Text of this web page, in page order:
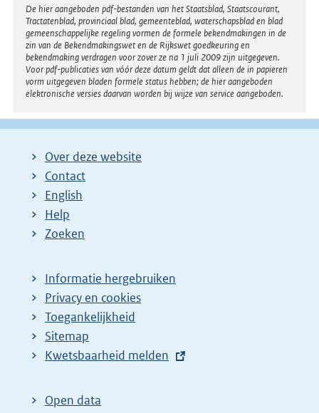
Disclaimer
De hier aangeboden pdf-bestanden van het Staatsblad, Staatscourant,
Tractatenblad, provinciaal blad, gemeenteblad, waterschapsblad en blad
gemeenschappelijke regeling vormen de formele bekendmakingen in de
zin van de Bekendmakingswet en de Rijkswet goedkeuring en
bekendmaking verdragen voor zover ze na 1 juli 2009 zijn uitgegeven.
Voor pdf-publicaties van vóór deze datum geldt dat alleen de in papieren
vorm uitgegeven bladen formele status hebben; de hier aangeboden
elektronische versies daarvan worden bij wijze van service aangeboden.
Over deze website
Contact
English
Help
Zoeken
Informatie hergebruiken
Privacy en cookies
Toegankelijkheid
Sitemap
E
t
Kwetsbaarheid melden
Open data